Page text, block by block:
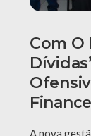
Com O
A nova